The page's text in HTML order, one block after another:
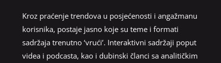
Kroz praćenje trendova u posjećenosti i angažmanu
korisnika, postaje jasno koje su teme i formati
sadržaja trenutno ‘vrući’. Interaktivni sadržaji poput
videa i podcasta, kao i dubinski članci sa analitičkim